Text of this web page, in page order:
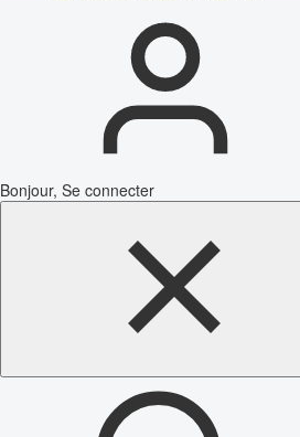
Bonjour, Se connecter